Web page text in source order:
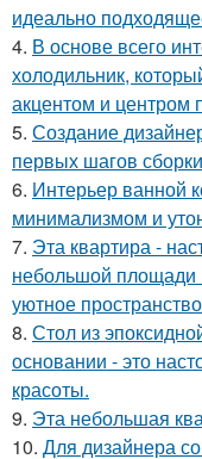
идеально
4. В основе всего
холодильник,
акцентом и центром
5. Создание
первых шагов
6. Интерьер ванной
минимализмом и
7. Эта квартира -
небольшой площади
уютное
8. Стол из
основании - это
красоты.
9. Эта небольшая
10. Для дизайнера